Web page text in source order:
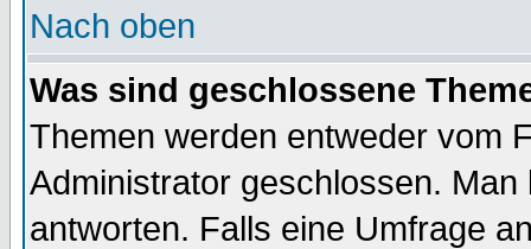
Nach oben
Was sind geschlossene
Themen werden entweder vom
Administrator geschlossen.
antworten. Falls eine Umfrage